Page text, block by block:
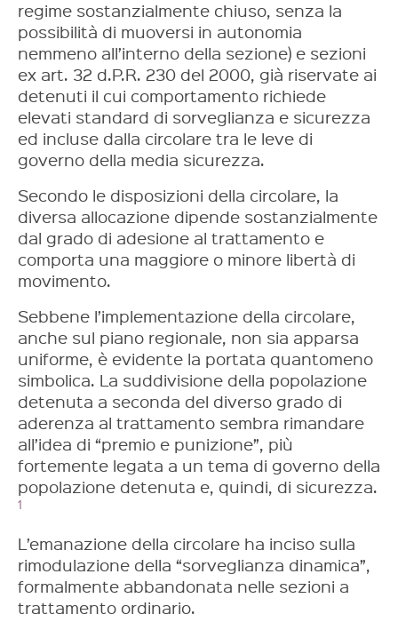
regime sostanzialmente chiuso, senza la
possibilità di muoversi in autonomia
nemmeno all’interno della sezione) e sezioni
ex art. 32 d.P.R. 230 del 2000, già riservate ai
detenuti il cui comportamento richiede
elevati standard di sorveglianza e sicurezza
ed incluse dalla circolare tra le leve di
governo della media sicurezza.
Secondo le disposizioni della circolare, la
diversa allocazione dipende sostanzialmente
dal grado di adesione al trattamento e
comporta una maggiore o minore libertà di
movimento.
Sebbene l’implementazione della circolare,
anche sul piano regionale, non sia apparsa
uniforme, è evidente la portata quantomeno
simbolica. La suddivisione della popolazione
detenuta a seconda del diverso grado di
aderenza al trattamento sembra rimandare
all’idea di “premio e punizione”, più
fortemente legata a un tema di governo della
popolazione detenuta e, quindi, di sicurezza.
1
L’emanazione della circolare ha inciso sulla
rimodulazione della “sorveglianza dinamica”,
formalmente abbandonata nelle sezioni a
trattamento ordinario.